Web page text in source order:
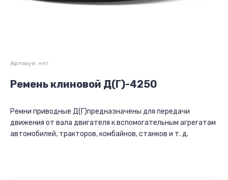
Артикул: нет
Ремень клиновой Д(Г)-4250
Ремни приводные Д(Г)предназначены для передачи
движения от вала двигателя к вспомогательным агрегатам
автомобилей, тракторов, комбайнов, станков и т. д.